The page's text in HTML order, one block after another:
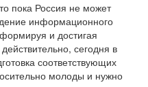
пока Россия не может
информационного
и достигая
сегодня в
соответствующих
молоды и нужно